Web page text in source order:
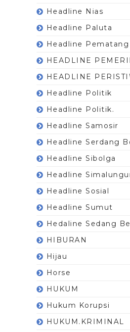
Headline Nias
Headline Paluta
Headline
HEADLINE
HEADLINE
Headline Politik
Headline Politik.
Headline Samosir
Headline Serdang
Headline Sibolga
Headline
Headline Sosial
Headline Sumut
Hedaline Sedang
HIBURAN
Hijau
Horse
HUKUM
Hukum Korupsi
HUKUM.KRIMINAL